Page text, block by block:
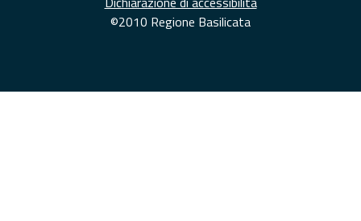
©2010 Regione Basilicata